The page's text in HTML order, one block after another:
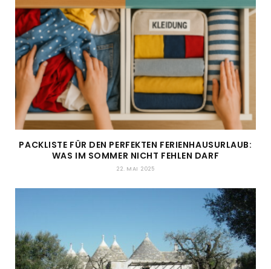
PACKLISTE FÜR DEN PERFEKTEN FERIENHAUSURLAUB:
WAS IM SOMMER NICHT FEHLEN DARF
22. MAI 2025